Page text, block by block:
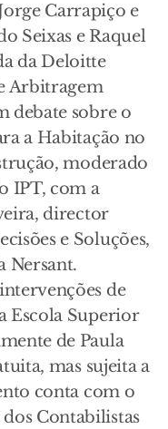
Carrapiço e
Seixas e Raquel
da Deloitte
Arbitragem
debate sobre o
a Habitação no
moderado
IPT, com a
director
e Soluções,
Nersant.
de
Escola Superior
de Paula
mas sujeita a
conta com o
Contabilistas